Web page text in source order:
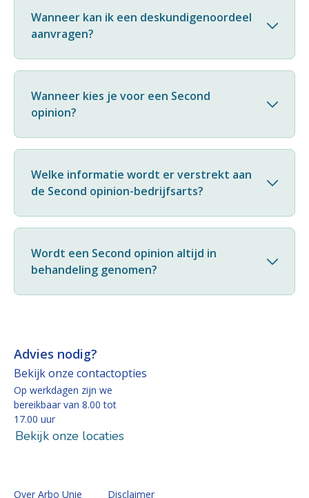
Wanneer kan ik een deskundigenoordeel
aanvragen?
Wanneer kies je voor een Second
opinion?
Welke informatie wordt er verstrekt aan
de Second opinion-bedrijfsarts?
Wordt een Second opinion altijd in
behandeling genomen?
Advies nodig?
Bekijk onze contactopties
Op werkdagen zijn we
bereikbaar van 8.00 tot
17.00 uur
Bekijk onze locaties
Over Arbo Unie Disclaimer